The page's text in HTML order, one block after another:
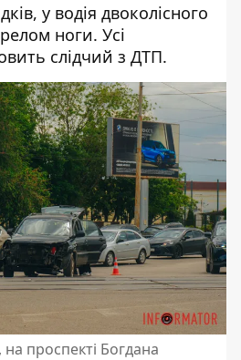
у водія двоколісного
ноги. Усі
слідчий з ДТП.
проспекті Богдана